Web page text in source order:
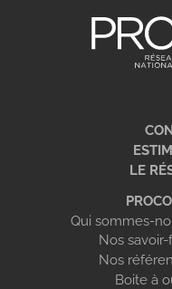
LE
Qui sommes-
Nos
Nos
Boite à